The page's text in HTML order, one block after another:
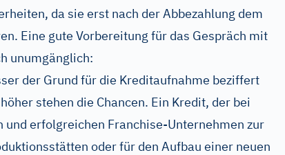
da sie erst nach der Abbezahlung dem
Eine gute Vorbereitung für das Gespräch mit
unumgänglich:
der Grund für die Kreditaufnahme beziffert
stehen die Chancen. Ein Kredit, der bei
und erfolgreichen Franchise-Unternehmen zur
oder für den Aufbau einer neuen